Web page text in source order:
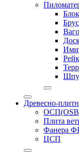
Древесно-
Плита
Фанера
ЦСП